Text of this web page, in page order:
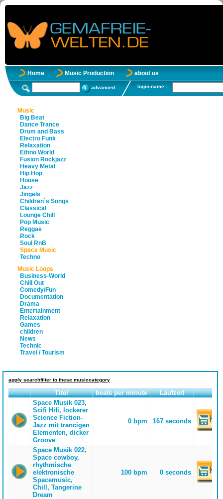
Home Music Production about us
advanced login-name :
Music
Big Beat
Dance Trance
Drum and Bass
Electro Funk
Relaxation
Ethno World
Fusion Rockjazz
Heavy Metal
Hip Hop
House
Jazz
Jingels
Children´s Songs
Classical
Lounge Chill
Pop Music
Reggae
Rock
Soul RnB
Space Music
Techno
Music Loops
Business-World
Chill Out
Comedy/Fun
Documentation
Drama
Entertainment
Relaxation
Games
children
News
Technic
Travel / Tourism
apply searchfilter to these musiccategory
Titel beats per minute
Laufzeit
Space Musik 023,
Scifi Hifi, lockerer
Science Fiction-
Jazz mit trancigen
Elementen, dicker
Groove
0 bpm 167 seconds
Space Musik 022,
Space cowboy,
rhythmische
elektronische
Spacemusic,
Chill, Tangerine
Dream
100 bpm 0 seconds